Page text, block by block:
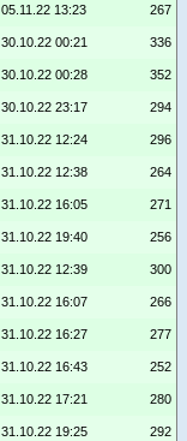
05.11.22 13:23 267
30.10.22 00:21 336
30.10.22 00:28 352
30.10.22 23:17 294
31.10.22 12:24 296
31.10.22 12:38 264
31.10.22 16:05 271
31.10.22 19:40 256
31.10.22 12:39 300
31.10.22 16:07 266
31.10.22 16:27 277
31.10.22 16:43 252
31.10.22 17:21 280
31.10.22 19:25 292